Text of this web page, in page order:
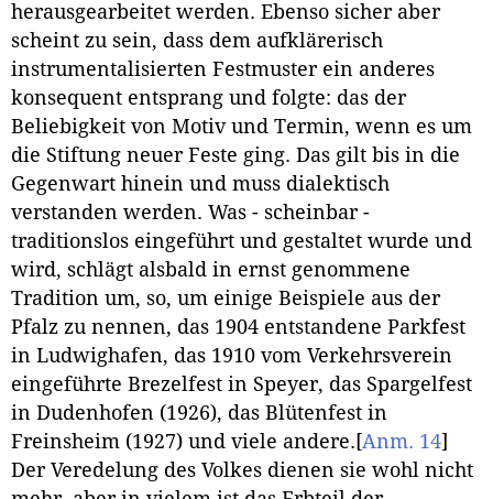
herausgearbeitet werden. Ebenso sicher aber
scheint zu sein, dass dem aufklärerisch
instrumentalisierten Festmuster ein anderes
konsequent entsprang und folgte: das der
Beliebigkeit von Motiv und Termin, wenn es um
die Stiftung neuer Feste ging. Das gilt bis in die
Gegenwart hinein und muss dialektisch
verstanden werden. Was - scheinbar -
traditionslos eingeführt und gestaltet wurde und
wird, schlägt alsbald in ernst genommene
Tradition um, so, um einige Beispiele aus der
Pfalz zu nennen, das 1904 entstandene Parkfest
in Ludwighafen, das 1910 vom Verkehrsverein
eingeführte Brezelfest in Speyer, das Spargelfest
in Dudenhofen (1926), das Blütenfest in
Freinsheim (1927) und viele andere. [Anm. 14]
Der Veredelung des Volkes dienen sie wohl nicht